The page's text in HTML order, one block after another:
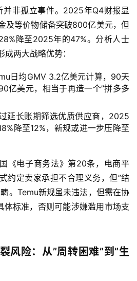
并非孤立事件。2025年Q4财报显
及等价物储备突破800亿美元，但
降至2025年的47%。分析人士
两大战略优势：
日均GMV 3.2亿美元计算，90天
亿美元，相当于再造一个”拼多多
延长账期筛选优质供应商，2025
降至12%，新规或进一步压降至
《电子商务法》第20条，电商平
约定卖家承担不合理义务，但”结
。Temu新规虽未违法，但需在协
体标准，否则可能涉嫌滥用市场支
风险：从”周转困难”到”生